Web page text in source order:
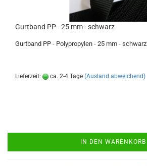
Gurtband PP - 25 mm - schwarz
Gurtband PP - Polypropylen - 25 mm - schwarz
Lieferzeit: ca. 2-4 Tage (Ausland abweichend)
IN DEN WARENKORB